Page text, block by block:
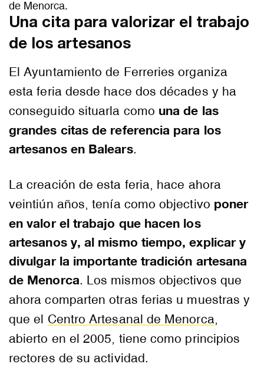
de Menorca.
Una cita para valorizar el trabajo
de los artesanos
El Ayuntamiento de Ferreries organiza
esta feria desde hace dos décades y ha
conseguido situarla como una de las
grandes citas de referencia para los
artesanos en Balears.
La creación de esta feria, hace ahora
veintiún años, tenía como objectivo poner
en valor el trabajo que hacen los
artesanos y, al mismo tiempo, explicar y
divulgar la importante tradición artesana
de Menorca. Los mismos objectivos que
ahora comparten otras ferias u muestras y
que el Centro Artesanal de Menorca
abierto en el 2005, tiene como principios
rectores de su actividad.